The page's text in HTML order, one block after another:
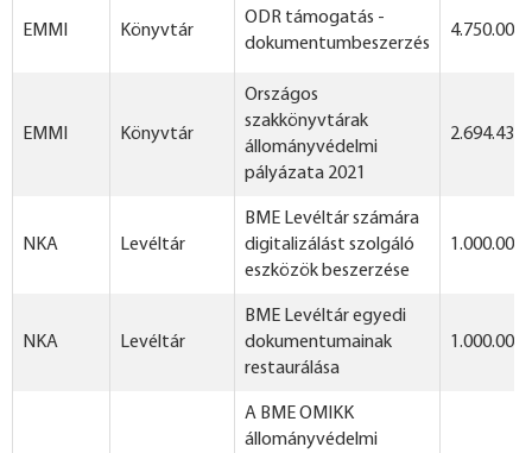
EMMI Könyvtár
ODR támogatás -
dokumentumbeszerzés
4.750.000
EMMI Könyvtár
Országos
szakkönyvtárak
állományvédelmi
pályázata 2021
2.694.432
NKA Levéltár
BME Levéltár számára
digitalizálást szolgáló
eszközök beszerzése
1.000.000
NKA Levéltár
BME Levéltár egyedi
dokumentumainak
restaurálása
1.000.000
A BME OMIKK
állományvédelmi